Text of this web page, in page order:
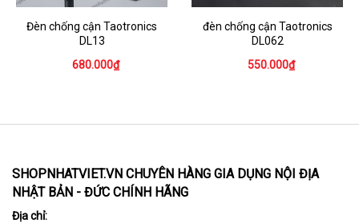
Đèn chống cận Taotronics
DL13
680.000₫
đèn chống cận Taotronics
DL062
550.000₫
SHOPNHATVIET.VN CHUYÊN HÀNG GIA DỤNG NỘI ĐỊA
NHẬT BẢN - ĐỨC CHÍNH HÃNG
Địa chỉ: